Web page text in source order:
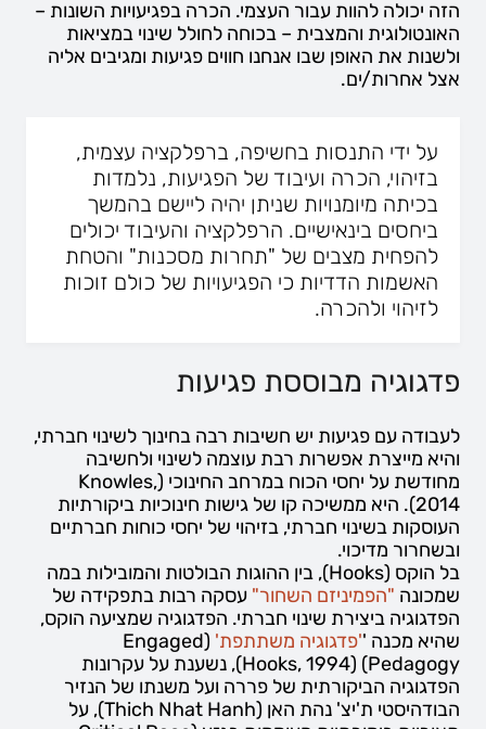
הזה יכולה להוות עבור העצמי. הכרה בפגיעויות השונות –
האונטולוגית והמצבית – בכוחה לחולל שינוי במציאות
ולשנות את האופן שבו אנחנו חווים פגיעות ומגיבים אליה
אצל אחרות/ים.
על ידי התנסות בחשיפה, ברפלקציה עצמית,
בזיהוי, הכרה ועיבוד של הפגיעות, נלמדות
בכיתה מיומנויות שניתן יהיה ליישם בהמשך
ביחסים בינאישיים. הרפלקציה והעיבוד יכולים
להפחית מצבים של "תחרות מסכנות" והטחת
האשמות הדדיות כי הפגיעויות של כולם זוכות
לזיהוי ולהכרה.
פדגוגיה מבוססת פגיעות
לעבודה עם פגיעות יש חשיבות רבה בחינוך לשינוי חברתי,
והיא מייצרת אפשרות רבת עוצמה לשינוי ולחשיבה
מחודשת על יחסי הכוח במרחב החינוכי (Knowles,
2014). היא ממשיכה קו של גישות חינוכיות ביקורתיות
העוסקות בשינוי חברתי, בזיהוי של יחסי כוחות חברתיים
ובשחרור מדיכוי.
בל הוקס (Hooks), בין ההוגות הבולטות והמובילות במה
שמכונה "הפמיניזם השחור" עסקה רבות בתפקידה של
הפדגוגיה ביצירת שינוי חברתי. הפדגוגיה שמציעה הוקס,
שהיא מכנה ''פדגוגיה משתתפת' (Engaged
Pedagogy) (Hooks, 1994), נשענת על עקרונות
הפדגוגיה הביקורתית של פררה ועל משנתו של הנזיר
הבודהיסטי ת'יצ' נהת האן (Thich Nhat Hanh), על